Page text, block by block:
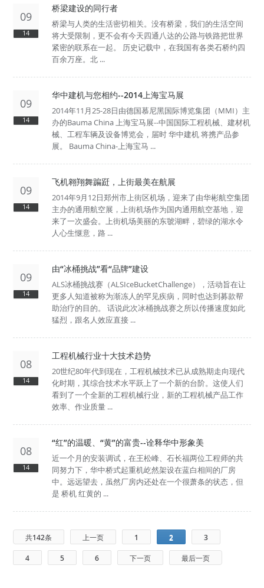
09
14
桥梁建设的同行者
桥梁与人类的生活密切相关。没有桥梁，我们的生活空间
将大受限制，更不会有今天四通八达的公路与铁路把世界
紧密的联系在一起。 历史记载中，在我国有各类石桥约四
百余万座。北 ...
09
14
华中建机与您相约--2014上海宝马展
2014年11月25-28日由德国慕尼黑国际博览集团（MMI）主
办的Bauma China 上海宝马展--中国国际工程机械、建材机
械、工程车辆及设备博览会，届时 华中建机 将携产品参
展。 Bauma China-上海宝马 ...
09
14
飞机翱翔舞蹁跹，上街最美在航展
2014年9月12日郑州市上街区机场，迎来了由华彬航空集团
主办的通用航空展，上街机场作为国内通用航空基地，迎
来了一次盛会。上街机场美丽的东虢湖畔，碧绿的湖水令
人心生惬意，路 ...
09
14
由“冰桶挑战”看“品牌”建设
ALS冰桶挑战赛（ALSIceBucketChallenge），活动旨在让
更多人知道被称为渐冻人的罕见疾病，同时也达到募款帮
助治疗的目的。 话说此次冰桶挑战赛之所以传播速度如此
猛烈，跟名人效应直接 ...
08
14
工程机械行业十大技术趋势
20世纪80年代到现在，工程机械技术已从成熟期走向现代
化时期，其综合技术水平跃上了一个新的台阶。这使人们
看到了一个全新的工程机械行业，新的工程机械产品工作
效率、作业质量 ...
08
14
“红”的温暖、“黄”的富贵--诠释华中形象美
近一个月的安装调试，在王松峰、石长福两位工程师的共
同努力下，华中桥式起重机屹然架设在蓝白相间的厂房
中。远远望去，虽然厂房内还处在一个很萧条的状态，但
是 桥机 红黄的 ...
共142条 上一页 1 2 3
4 5 6 下一页 最后一页